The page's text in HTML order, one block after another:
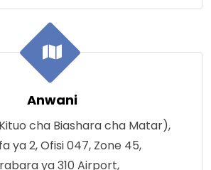
Anwani
cha Biashara cha Matar),
ya 2, Ofisi 047, Zone 45,
ya 310 Airport,